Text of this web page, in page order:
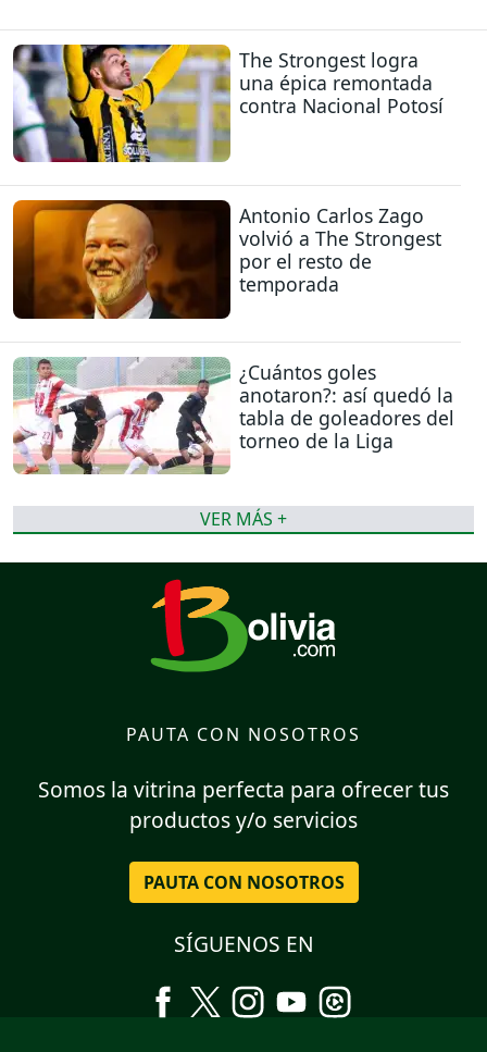
The Strongest logra
una épica remontada
contra Nacional Potosí
Antonio Carlos Zago
volvió a The Strongest
por el resto de
temporada
¿Cuántos goles
anotaron?: así quedó la
tabla de goleadores del
torneo de la Liga
VER MÁS +
PAUTA CON NOSOTROS
Somos la vitrina perfecta para ofrecer tus
productos y/o servicios
PAUTA CON NOSOTROS
SÍGUENOS EN